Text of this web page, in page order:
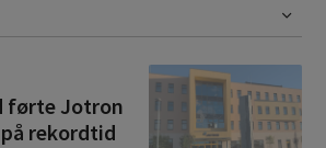
No categories
1
førte Jotron
rekordtid